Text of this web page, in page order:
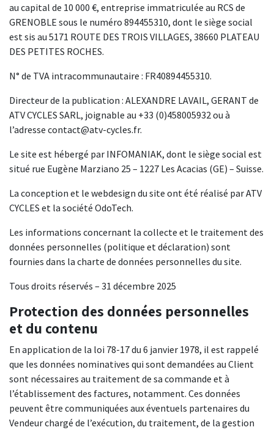
au capital de 10 000 €, entreprise immatriculée au RCS de
GRENOBLE sous le numéro 894455310, dont le siège social
est sis au 5171 ROUTE DES TROIS VILLAGES, 38660 PLATEAU
DES PETITES ROCHES.
N° de TVA intracommunautaire : FR40894455310.
Directeur de la publication : ALEXANDRE LAVAIL, GERANT de
ATV CYCLES SARL, joignable au +33 (0)458005932 ou à
l’adresse contact@atv-cycles.fr.
Le site est hébergé par INFOMANIAK, dont le siège social est
situé rue Eugène Marziano 25 – 1227 Les Acacias (GE) – Suisse.
La conception et le webdesign du site ont été réalisé par ATV
CYCLES et la société OdoTech.
Les informations concernant la collecte et le traitement des
données personnelles (politique et déclaration) sont
fournies dans la charte de données personnelles du site.
Tous droits réservés – 31 décembre 2025
Protection des données personnelles
et du contenu
En application de la loi 78-17 du 6 janvier 1978, il est rappelé
que les données nominatives qui sont demandées au Client
sont nécessaires au traitement de sa commande et à
l’établissement des factures, notamment. Ces données
peuvent être communiquées aux éventuels partenaires du
Vendeur chargé de l’exécution, du traitement, de la gestion